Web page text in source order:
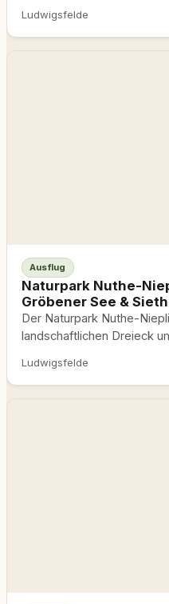
Ludwigsfelde
Ausflug
Naturpark Nuthe-
Gröbener See &
Der Naturpark Nuthe-
landschaftlichen Dreieck
gut ausgeschilderten
Ludwigsfelde